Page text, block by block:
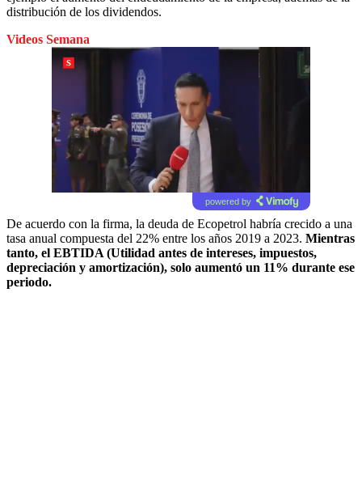
distribución de los dividendos.
Videos Semana
powered by
De acuerdo con la firma, la deuda de Ecopetrol habría crecido a una
tasa anual compuesta del 22% entre los años 2019 a 2023. Mientras
tanto, el EBTIDA (Utilidad antes de intereses, impuestos,
depreciación y amortización), solo aumentó un 11% durante ese
periodo.